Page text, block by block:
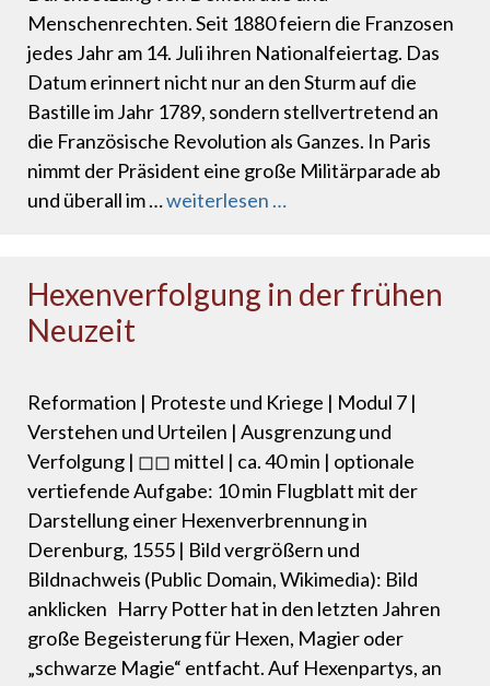
Menschenrechten. Seit 1880 feiern die Franzosen
jedes Jahr am 14. Juli ihren Nationalfeiertag. Das
Datum erinnert nicht nur an den Sturm auf die
Bastille im Jahr 1789, sondern stellvertretend an
die Französische Revolution als Ganzes. In Paris
nimmt der Präsident eine große Militärparade ab
und überall im …weiterlesen …
Hexenverfolgung in der frühen
Neuzeit
Reformation | Proteste und Kriege | Modul 7 |
Verstehen und Urteilen | Ausgrenzung und
Verfolgung | ◻◻ mittel | ca. 40 min | optionale
vertiefende Aufgabe: 10 min Flugblatt mit der
Darstellung einer Hexenverbrennung in
Derenburg, 1555 | Bild vergrößern und
Bildnachweis (Public Domain, Wikimedia): Bild
anklicken Harry Potter hat in den letzten Jahren
große Begeisterung für Hexen, Magier oder
„schwarze Magie“ entfacht. Auf Hexenpartys, an